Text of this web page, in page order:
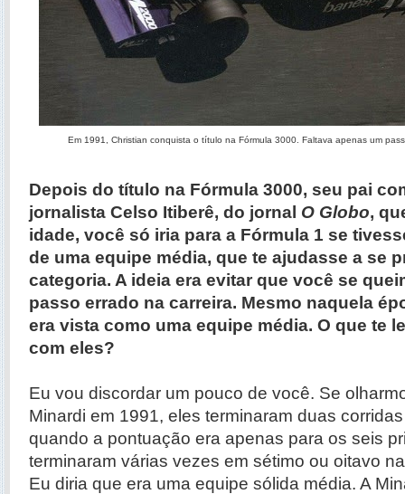
Em 1991, Christian conquista o título na Fórmula 3000. Faltava apenas um
Depois do título na Fórmula 3000, seu pai
jornalista Celso Itiberê, do jornal O Globo,
idade, você só iria para a Fórmula 1 se
de uma equipe média, que te ajudasse a se
categoria. A ideia era evitar que você se
passo errado na carreira. Mesmo naquela
era vista como uma equipe média. O que te
com eles?
Eu vou discordar um pouco de você. Se
Minardi em 1991, eles terminaram duas
quando a pontuação era apenas para os seis
terminaram várias vezes em sétimo ou oitavo
Eu diria que era uma equipe sólida média. A